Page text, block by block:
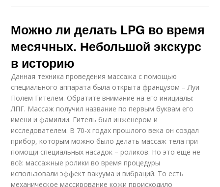
Можно ли делать LPG во время
месячных. Небольшой экскурс
в историю
Данная техника проведения массажа с помощью
специального аппарата была открыта французом – Луи
Полем Гителем. Обратите внимание на его инициалы:
ЛПГ. Массаж получил название по первым буквам его
имени и фамилии. Гитель был инженером и
исследователем. В 70-х годах прошлого века он создал
прибор, которым можно было делать массаж тела при
помощи специальных насадок – роликов. Но это ещё не
всё: массажные ролики во время процедуры
использовали эффект вакуума и вибраций. То есть
механическое массирование кожи происходило